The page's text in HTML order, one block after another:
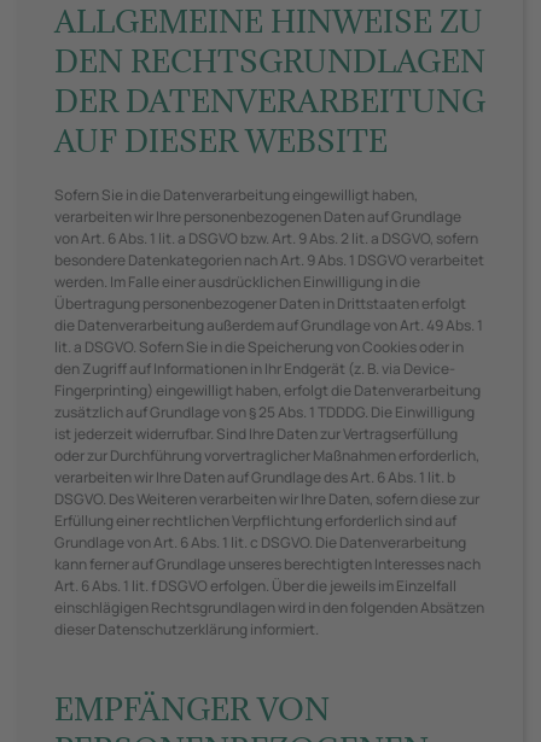
ALLGEMEINE HINWEISE ZU
DEN RECHTSGRUNDLAGEN
DER DATENVERARBEITUNG
AUF DIESER WEBSITE
Sofern Sie in die Datenverarbeitung eingewilligt haben,
verarbeiten wir Ihre personenbezogenen Daten auf Grundlage
von Art. 6 Abs. 1 lit. a DSGVO bzw. Art. 9 Abs. 2 lit. a DSGVO, sofern
besondere Datenkategorien nach Art. 9 Abs. 1 DSGVO verarbeitet
werden. Im Falle einer ausdrücklichen Einwilligung in die
Übertragung personenbezogener Daten in Drittstaaten erfolgt
die Datenverarbeitung außerdem auf Grundlage von Art. 49 Abs. 1
lit. a DSGVO. Sofern Sie in die Speicherung von Cookies oder in
den Zugriff auf Informationen in Ihr Endgerät (z. B. via Device-
Fingerprinting) eingewilligt haben, erfolgt die Datenverarbeitung
zusätzlich auf Grundlage von § 25 Abs. 1 TDDDG. Die Einwilligung
ist jederzeit widerrufbar. Sind Ihre Daten zur Vertragserfüllung
oder zur Durchführung vorvertraglicher Maßnahmen erforderlich,
verarbeiten wir Ihre Daten auf Grundlage des Art. 6 Abs. 1 lit. b
DSGVO. Des Weiteren verarbeiten wir Ihre Daten, sofern diese zur
Erfüllung einer rechtlichen Verpflichtung erforderlich sind auf
Grundlage von Art. 6 Abs. 1 lit. c DSGVO. Die Datenverarbeitung
kann ferner auf Grundlage unseres berechtigten Interesses nach
Art. 6 Abs. 1 lit. f DSGVO erfolgen. Über die jeweils im Einzelfall
einschlägigen Rechtsgrundlagen wird in den folgenden Absätzen
dieser Datenschutzerklärung informiert.
EMPFÄNGER VON